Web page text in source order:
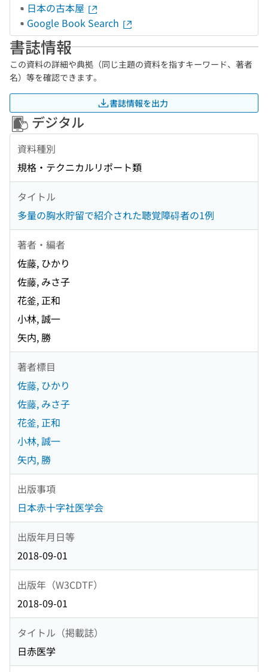
日本の古本屋
Google Book Search
書誌情報
この資料の詳細や典拠（同じ主題の資料を指すキーワード、著者
名）等を確認できます。
書誌情報を出力
デジタル
資料種別
規格・テクニカルリポート類
タイトル
多量の胸水貯留で紹介された聴覚障碍者の1例
著者・編者
佐藤, ひかり
佐藤, みさ子
花釜, 正和
小林, 誠一
矢内, 勝
著者標目
佐藤, ひかり
佐藤, みさ子
花釜, 正和
小林, 誠一
矢内, 勝
出版事項
日本赤十字社医学会
出版年月日等
2018-09-01
出版年（W3CDTF）
2018-09-01
タイトル（掲載誌）
日赤医学